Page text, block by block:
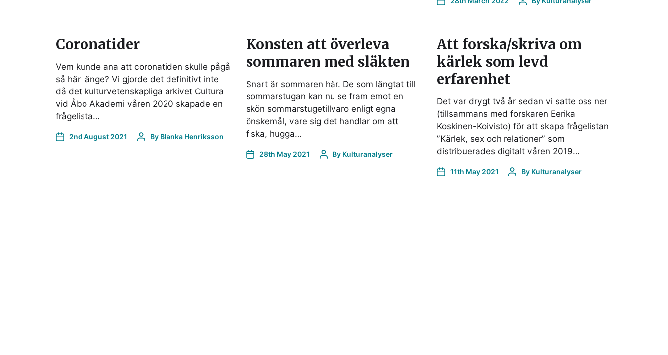
Coronatider
Vem kunde ana att coronatiden skulle pågå
så här länge? Vi gjorde det definitivt inte
då det kulturvetenskapliga arkivet Cultura
vid Åbo Akademi våren 2020 skapade en
frågelista…
2nd August 2021 By Blanka Henriksson
Konsten att överleva
sommaren med släkten
Snart är sommaren här. De som längtat till
sommarstugan kan nu se fram emot en
skön sommarstugetillvaro enligt egna
önskemål, vare sig det handlar om att
fiska, hugga…
28th May 2021 By Kulturanalyser
Att forska/skriva om
kärlek som levd
erfarenhet
Det var drygt två år sedan vi satte oss ner
(tillsammans med forskaren Eerika
Koskinen-Koivisto) för att skapa frågelistan
”Kärlek, sex och relationer” som
distribuerades digitalt våren 2019…
11th May 2021 By Kulturanalyser